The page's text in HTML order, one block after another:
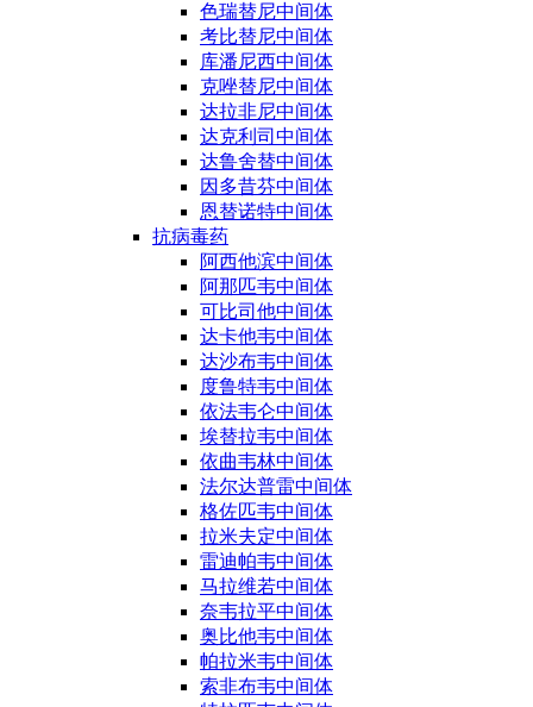
色瑞替尼中间体
考比替尼中间体
库潘尼西中间体
克唑替尼中间体
达拉非尼中间体
达克利司中间体
达鲁舍替中间体
因多昔芬中间体
恩替诺特中间体
抗病毒药
阿西他滨中间体
阿那匹韦中间体
可比司他中间体
达卡他韦中间体
达沙布韦中间体
度鲁特韦中间体
依法韦仑中间体
埃替拉韦中间体
依曲韦林中间体
法尔达普雷中间体
格佐匹韦中间体
拉米夫定中间体
雷迪帕韦中间体
马拉维若中间体
奈韦拉平中间体
奥比他韦中间体
帕拉米韦中间体
索非布韦中间体